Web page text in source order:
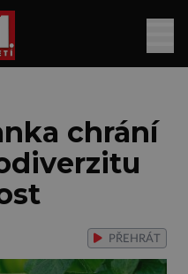
chrání
PŘEHRÁT